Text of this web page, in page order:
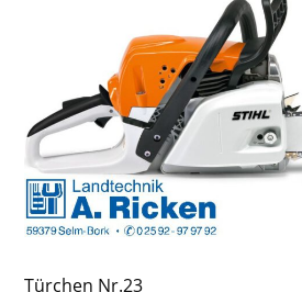
Türchen Nr.23